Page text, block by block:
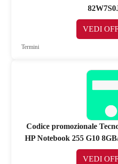
VEDI
Termini
Codice promozionale
HP Notebook 255 G10
VEDI